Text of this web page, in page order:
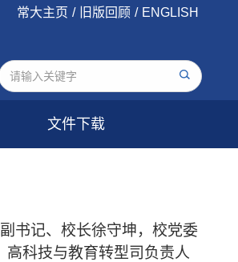
ENGLISH
/
旧版回顾
/
常大主页
文件下载
书记、校长徐守坤，校党委
高科技与教育转型司负责人